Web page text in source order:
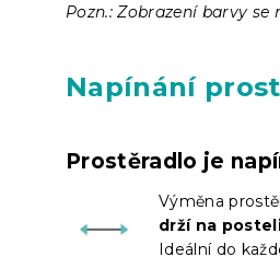
Pozn.: Zobrazení barvy
Napínání
Prostěradlo je
Výměna
drží na
Ideální do